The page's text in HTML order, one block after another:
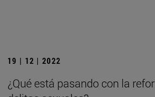
19 | 12 | 2022
¿Qué está pasando con la